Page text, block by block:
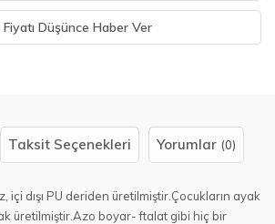
Fiyatı Düşünce Haber Ver
Taksit Seçenekleri Yorumlar (0)
içi dışı PU deriden üretilmiştir.Çocukların ayak
üretilmiştir.Azo boyar- ftalat gibi hiç bir